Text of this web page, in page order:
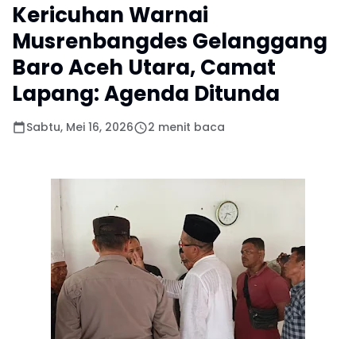
Kericuhan Warnai
Musrenbangdes Gelanggang
Baro Aceh Utara, Camat
Lapang: Agenda Ditunda
Sabtu, Mei 16, 2026 2 menit baca